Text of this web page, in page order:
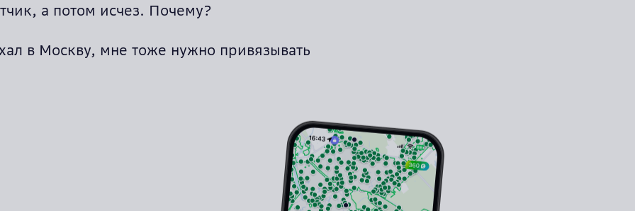
а потом исчез. Почему?
в Москву, мне тоже нужно привязывать